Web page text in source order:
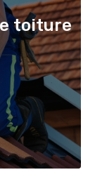
toiture